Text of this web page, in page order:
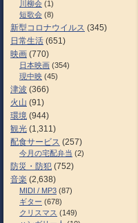
川柳会 (1)
短歌会 (8)
新型コロナウイルス (345)
日常生活 (651)
映画 (770)
日本映画 (354)
現中映 (45)
津波 (366)
火山 (91)
環境 (944)
観光 (1,311)
配食サービス (257)
今月の宅配弁当 (2)
防災・防犯 (752)
音楽 (2,638)
MIDI / MP3 (87)
ギター (678)
クリスマス (149)